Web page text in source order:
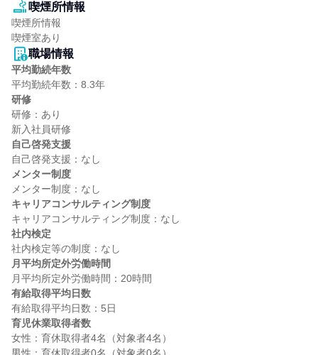
喫煙所情報
喫煙所情報
喫煙室あり
職場情報
平均勤続年数
研修
研修：あり
自己啓発支援
メンター制度
キャリアコンサルティング制度
社内検定
月平均所定外労働時間
有給取得平均日数
育児休業取得者数
女性：育休取得者4名（対象者4名）